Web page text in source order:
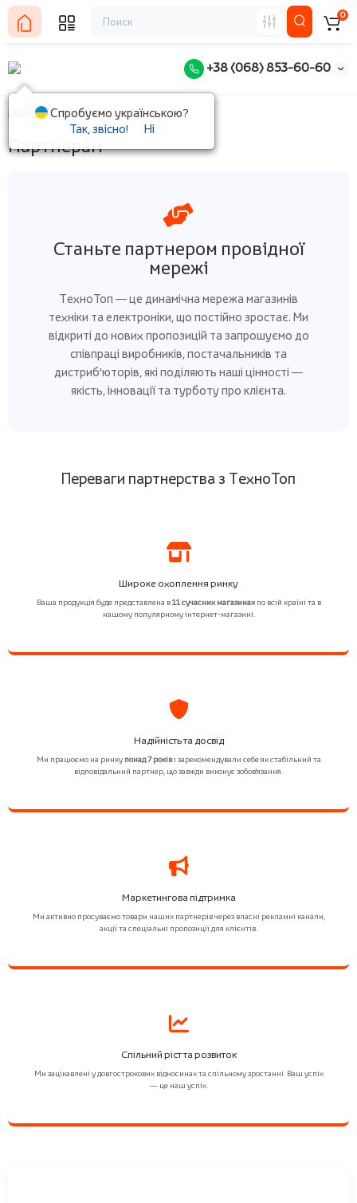
+38 (068) 853-60-60
0
Главная Партнерам
Партнерам
Станьте партнером провідної
мережі
ТехноТоп — це динамічна мережа магазинів
техніки та електроніки, що постійно зростає. Ми
відкриті до нових пропозицій та запрошуємо до
співпраці виробників, постачальників та
дистриб'юторів, які поділяють наші цінності —
якість, інновації та турботу про клієнта.
Переваги партнерства з ТехноТоп
Широке охоплення ринку
Ваша продукція буде представлена в11 сучасних магазинахпо всій країні та в
нашому популярному інтернет-магазині.
Надійність та досвід
Ми працюємо на ринку понад 7 роківі зарекомендували себе як стабільний та
відповідальний партнер, що завжди виконує зобов'язання.
Маркетингова підтримка
Ми активно просуваємо товари наших партнерів через власні рекламні канали,
акції та спеціальні пропозиції для клієнтів.
Спільний ріст та розвиток
Ми зацікавлені у довгострокових відносинах та спільному зростанні. Ваш успіх
— це наш успіх.
Спробуємо українською?
Так, звісно!
Ні